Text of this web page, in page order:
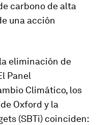
carbono de alta
una acción
eliminación de
Panel
Climático, los
Oxford y la
(SBTi) coinciden: